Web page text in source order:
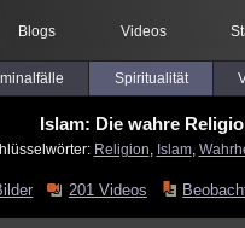
Blogs Videos
Spiritualität
Islam: Die wahre
Religion Islam,
201 Videos